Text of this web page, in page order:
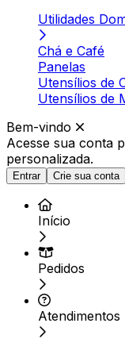
Utilidades
Chá e Café
Panelas
Utensílios de
Utensílios de
Bem-vindo
Acesse sua conta
personalizada.
Entrar Crie sua conta
Início
Pedidos
Atendimentos